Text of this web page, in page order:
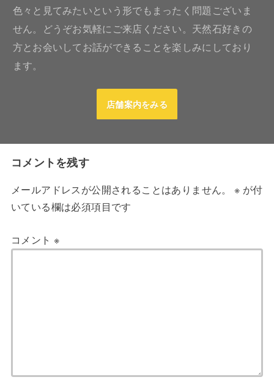
色々と見てみたいという形でもまったく問題ございま
せん。どうぞお気軽にご来店ください。天然石好きの
方とお会いしてお話ができることを楽しみにしており
ます。
店舗案内をみる
コメントを残す
メールアドレスが公開されることはありません。 ※ が付
いている欄は必須項目です
コメント ※